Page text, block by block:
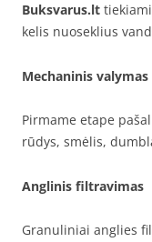
Buksvarus.lt
kelis nuoseklius
Mechaninis valymas
Pirmame etape
rūdys, smėlis,
Anglinis filtravimas
Granuliniai anglies